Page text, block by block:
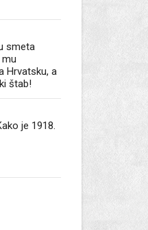
smeta
mu
Hrvatsku, a
štab!
je 1918.